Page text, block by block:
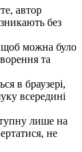
автор
без
щоб можна було
та
в браузері,
всередині
лише на
не